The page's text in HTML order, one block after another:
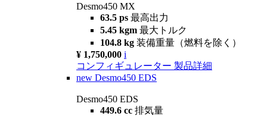
Desmo450 MX
63.5 ps 最高出力
5.45 kgm 最大トルク
104.8 kg 装備重量（燃料を除く）
¥ 1,750,000 i
コンフィギュレーター 製品詳細
new Desmo450 EDS
Desmo450 EDS
449.6 cc 排気量